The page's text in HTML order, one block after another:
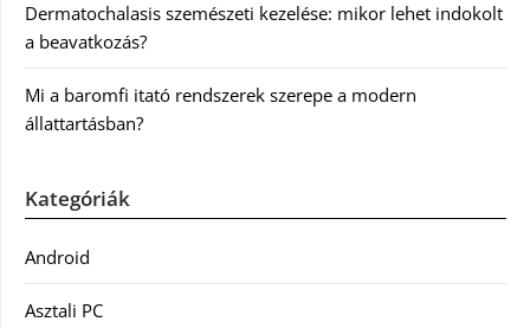
Dermatochalasis szemészeti kezelése: mikor lehet indokolt
a beavatkozás?
Mi a baromfi itató rendszerek szerepe a modern
állattartásban?
Kategóriák
Android
Asztali PC